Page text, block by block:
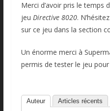
Merci d’avoir pris le temps
jeu Directive 8020.
sur ce jeu dans la section
Un énorme merci à
permis de tester le jeu
Auteur Articles récents